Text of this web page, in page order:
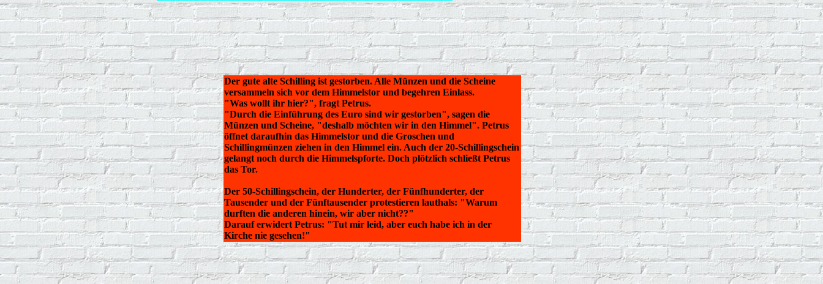
Der gute alte Schilling ist gestorben. Alle Münzen und die Scheine
versammeln sich vor dem Himmelstor und begehren Einlass.
"Was wollt ihr hier?", fragt Petrus.
"Durch die Einführung des Euro sind wir gestorben", sagen die
Münzen und Scheine, "deshalb möchten wir in den Himmel". Petrus
öffnet daraufhin das Himmelstor und die Groschen und
Schillingmünzen ziehen in den Himmel ein. Auch der 20-Schillingschein
gelangt noch durch die Himmelspforte. Doch plötzlich schließt Petrus
das Tor.
Der 50-Schillingschein, der Hunderter, der Fünfhunderter, der
Tausender und der Fünftausender protestieren lauthals: "Warum
durften die anderen hinein, wir aber nicht??"
Darauf erwidert Petrus: "Tut mir leid, aber euch habe ich in der
Kirche nie gesehen!"